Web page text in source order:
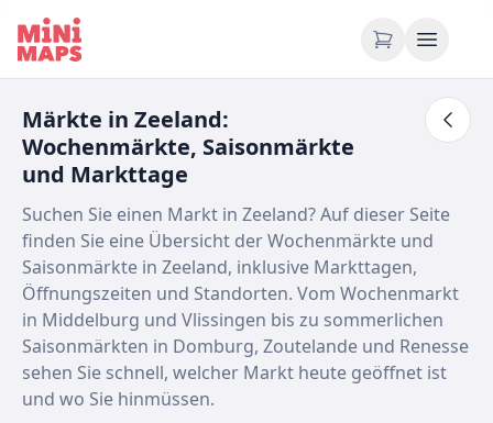
Zum Inhalt springen
Märkte in Zeeland:
Wochenmärkte, Saisonmärkte
und Markttage
Suchen Sie einen Markt in Zeeland? Auf dieser Seite
finden Sie eine Übersicht der Wochenmärkte und
Saisonmärkte in Zeeland, inklusive Markttagen,
Öffnungszeiten und Standorten. Vom Wochenmarkt
in Middelburg und Vlissingen bis zu sommerlichen
Saisonmärkten in Domburg, Zoutelande und Renesse
sehen Sie schnell, welcher Markt heute geöffnet ist
und wo Sie hinmüssen.